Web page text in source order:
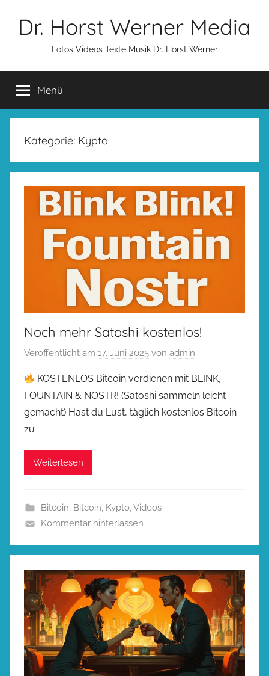
InhaltDr. Horst Werner Media
Fotos Videos Texte Musik Dr. Horst Werner
Menü
Kategorie: Kypto
Noch mehr Satoshi kostenlos!
Veröffentlicht am 17. Juni 2025 von admin
KOSTENLOS Bitcoin verdienen mit BLINK,
FOUNTAIN & NOSTR! (Satoshi sammeln leicht
gemacht) Hast du Lust, täglich kostenlos Bitcoin
zu
Weiterlesen
Bitcoin, Bitcoin, Kypto,Videos
Kommentar hinterlassen